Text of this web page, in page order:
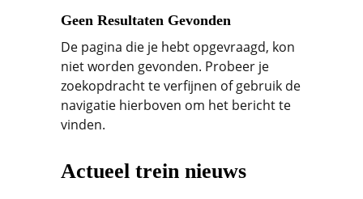
Geen Resultaten Gevonden
De pagina die je hebt opgevraagd, kon
niet worden gevonden. Probeer je
zoekopdracht te verfijnen of gebruik de
navigatie hierboven om het bericht te
vinden.
Actueel trein nieuws